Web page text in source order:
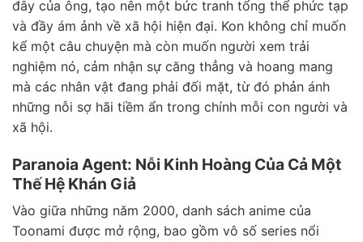
đây của ông, tạo nên một bức tranh tổng thể phức tạp
và đầy ám ảnh về xã hội hiện đại. Kon không chỉ muốn
kể một câu chuyện mà còn muốn người xem trải
nghiệm nó, cảm nhận sự căng thẳng và hoang mang
mà các nhân vật đang phải đối mặt, từ đó phản ánh
những nỗi sợ hãi tiềm ẩn trong chính mỗi con người và
xã hội.
Paranoia Agent: Nỗi Kinh Hoàng Của Cả Một
Thế Hệ Khán Giả
Vào giữa những năm 2000, danh sách anime của
Toonami được mở rộng, bao gồm vô số series nổi